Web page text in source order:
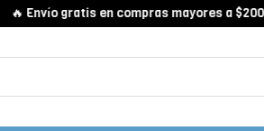
Envío gratis en compras mayores a $200.000